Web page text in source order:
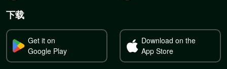
下载
Get it on
Google Play
Download on the
App Store